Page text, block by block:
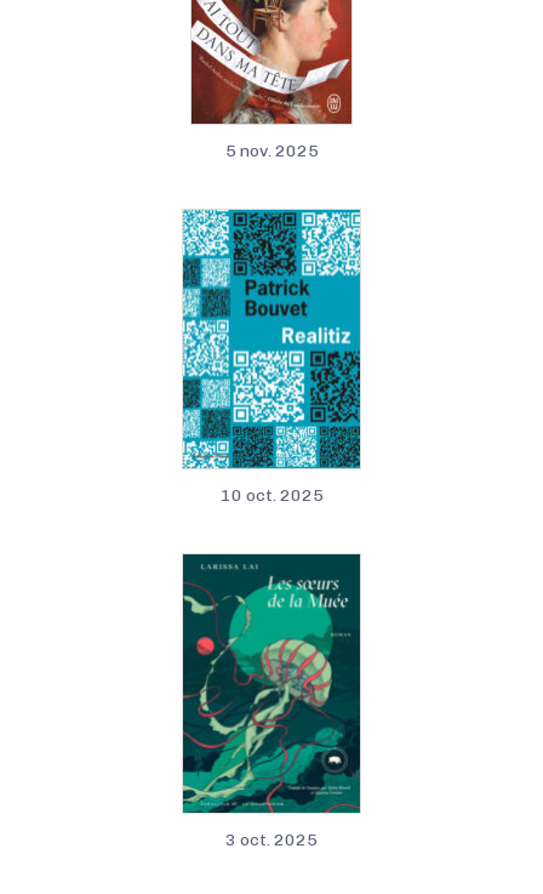
5 nov. 2025
10 oct. 2025
3 oct. 2025